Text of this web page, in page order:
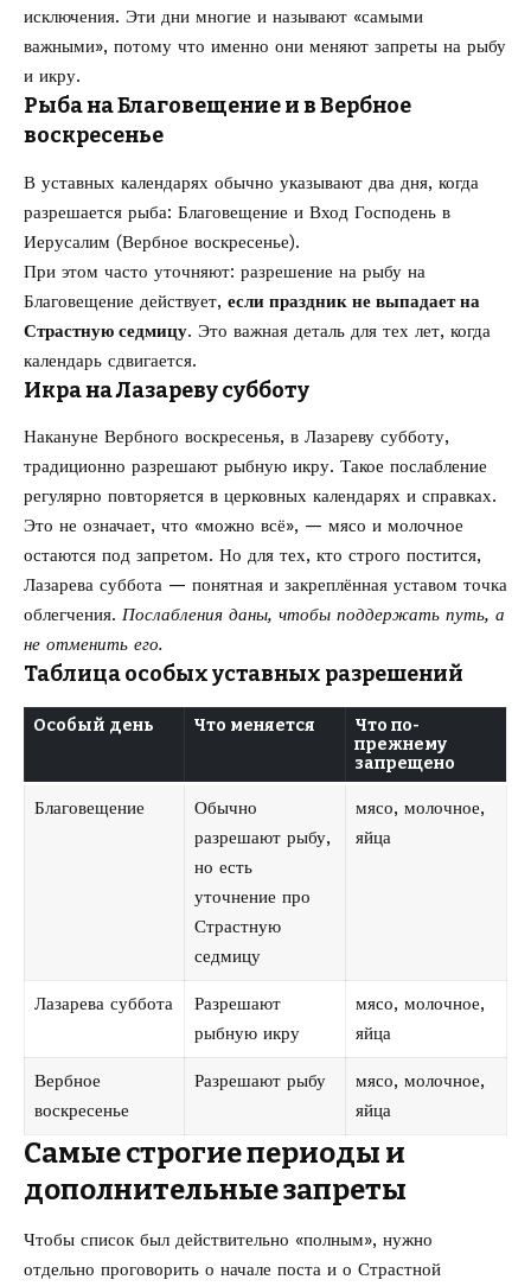
исключения. Эти дни многие и называют «самыми
важными», потому что именно они меняют запреты на рыбу
и икру.
Рыба на Благовещение и в Вербное
воскресенье
В уставных календарях обычно указывают два дня, когда
разрешается рыба: Благовещение и Вход Господень в
Иерусалим (Вербное воскресенье).
При этом часто уточняют: разрешение на рыбу на
Благовещение действует, если праздник не выпадает на
Страстную седмицу. Это важная деталь для тех лет, когда
календарь сдвигается.
Икра на Лазареву субботу
Накануне Вербного воскресенья, в Лазареву субботу,
традиционно разрешают рыбную икру. Такое послабление
регулярно повторяется в церковных календарях и справках.
Это не означает, что «можно всё», — мясо и молочное
остаются под запретом. Но для тех, кто строго постится,
Лазарева суббота — понятная и закреплённая уставом точка
облегчения. Послабления даны, чтобы поддержать путь, а
не отменить его.
Таблица особых уставных разрешений
Особый день Что меняется
Что по-
прежнему
запрещено
Благовещение
Обычно
разрешают рыбу,
но есть
уточнение про
Страстную
седмицу
мясо, молочное,
яйца
Лазарева суббота
Разрешают
рыбную икру
мясо, молочное,
яйца
Вербное
воскресенье
Разрешают рыбу
мясо, молочное,
яйца
Самые строгие периоды и
дополнительные запреты
Чтобы список был действительно «полным», нужно
отдельно проговорить о начале поста и о Страстной